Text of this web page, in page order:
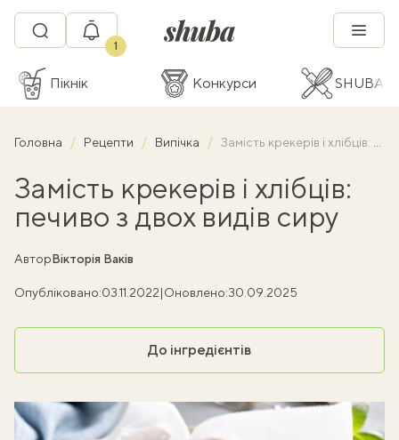
1
Пікнік Конкурси SHUBA
Головна Рецепти Випічка Замість крекерів і хлібців: печиво з двох видів сиру
Замість крекерів і хлібців:
печиво з двох видів сиру
АвторВікторія Ваків
Опубліковано:03.11.2022|Оновлено:30.09.2025
До інгредієнтів